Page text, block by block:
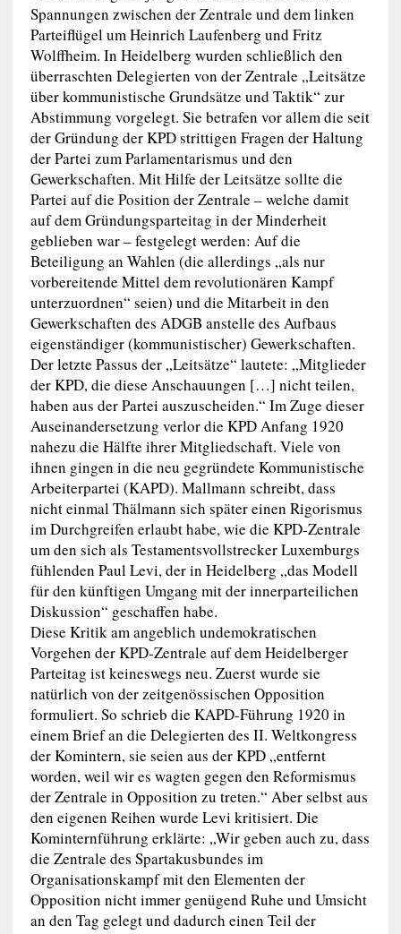
Spannungen zwischen der Zentrale und dem linken
Parteiflügel um Heinrich Laufenberg und Fritz
Wolffheim. In Heidelberg wurden schließlich den
überraschten Delegierten von der Zentrale „Leitsätze
über kommunistische Grundsätze und Taktik“ zur
Abstimmung vorgelegt. Sie betrafen vor allem die seit
der Gründung der KPD strittigen Fragen der Haltung
der Partei zum Parlamentarismus und den
Gewerkschaften. Mit Hilfe der Leitsätze sollte die
Partei auf die Position der Zentrale – welche damit
auf dem Gründungsparteitag in der Minderheit
geblieben war – festgelegt werden: Auf die
Beteiligung an Wahlen (die allerdings „als nur
vorbereitende Mittel dem revolutionären Kampf
unterzuordnen“ seien) und die Mitarbeit in den
Gewerkschaften des ADGB anstelle des Aufbaus
eigenständiger (kommunistischer) Gewerkschaften.
Der letzte Passus der „Leitsätze“ lautete: „Mitglieder
der KPD, die diese Anschauungen […] nicht teilen,
haben aus der Partei auszuscheiden.“ Im Zuge dieser
Auseinandersetzung verlor die KPD Anfang 1920
nahezu die Hälfte ihrer Mitgliedschaft. Viele von
ihnen gingen in die neu gegründete Kommunistische
Arbeiterpartei (KAPD). Mallmann schreibt, dass
nicht einmal Thälmann sich später einen Rigorismus
im Durchgreifen erlaubt habe, wie die KPD-Zentrale
um den sich als Testamentsvollstrecker Luxemburgs
fühlenden Paul Levi, der in Heidelberg „das Modell
für den künftigen Umgang mit der innerparteilichen
Diskussion“ geschaffen habe.
Diese Kritik am angeblich undemokratischen
Vorgehen der KPD-Zentrale auf dem Heidelberger
Parteitag ist keineswegs neu. Zuerst wurde sie
natürlich von der zeitgenössischen Opposition
formuliert. So schrieb die KAPD-Führung 1920 in
einem Brief an die Delegierten des II. Weltkongress
der Komintern, sie seien aus der KPD „entfernt
worden, weil wir es wagten gegen den Reformismus
der Zentrale in Opposition zu treten.“ Aber selbst aus
den eigenen Reihen wurde Levi kritisiert. Die
Kominternführung erklärte: „Wir geben auch zu, dass
die Zentrale des Spartakusbundes im
Organisationskampf mit den Elementen der
Opposition nicht immer genügend Ruhe und Umsicht
an den Tag gelegt und dadurch einen Teil der